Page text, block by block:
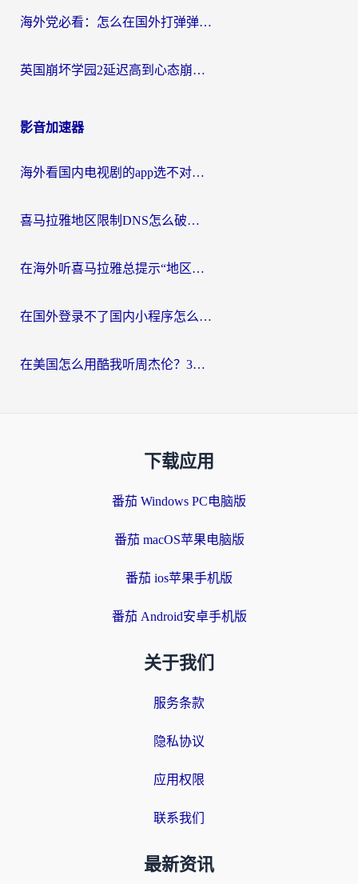
海外党必看：怎么在国外打弹弹堂不卡？番茄加速器亲测指南
英国崩坏学园2延迟高到心态崩？海外党国服游戏加速终极指南
影音加速器
海外看国内电视剧的app选不对？这份回国加速器避坑指南帮你流畅追剧
喜马拉雅地区限制DNS怎么破？海外党听国内音乐听书的终极解决方案
在海外听喜马拉雅总提示“地区限制”？3步轻松解除+听国内音乐全攻略
在国外登录不了国内小程序怎么办？选对回国加速器，轻松解锁国内资源
在美国怎么用酷我听周杰伦？3步搞定海外听歌难题
下载应用
番茄 Windows PC电脑版
番茄 macOS苹果电脑版
番茄 ios苹果手机版
番茄 Android安卓手机版
关于我们
服务条款
隐私协议
应用权限
联系我们
最新资讯